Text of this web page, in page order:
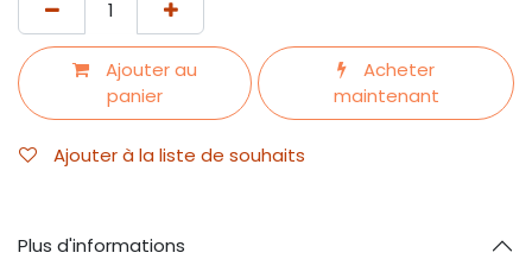
Ajouter au
panier
Acheter
maintenant
Ajouter à la liste de souhaits
Plus d'informations